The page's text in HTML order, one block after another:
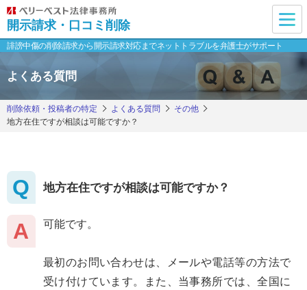
開示請求・口コミ削除
誹謗中傷の削除請求から開示請求対応までネットトラブルを弁護士がサポート
よくある質問
削除依頼・投稿者の特定 よくある質問
その他
地方在住ですが相談は可能ですか？
地方在住ですが相談は可能ですか？
可能です。
最初のお問い合わせは、メールや電話等の方法で
受け付けています。また、当事務所では、全国に